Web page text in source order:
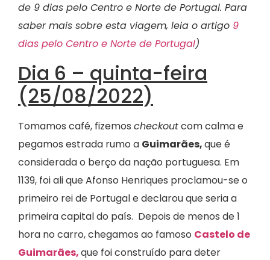
de 9 dias pelo Centro e Norte de Portugal. Para
saber mais sobre esta viagem, leia o artigo 9
dias pelo Centro e Norte de Portugal)
Dia 6 – quinta-feira
(25/08/2022)
Tomamos café, fizemos checkoutcom calma e
pegamos estrada rumo a Guimarães,que é
considerada o berço da nação portuguesa. Em
1139, foi ali que Afonso Henriques proclamou-se o
primeiro rei de Portugal e declarou que seria a
primeira capital do país. Depois de menos de 1
hora no carro, chegamos ao famoso Castelo de
Guimarães,que foi construído para deter